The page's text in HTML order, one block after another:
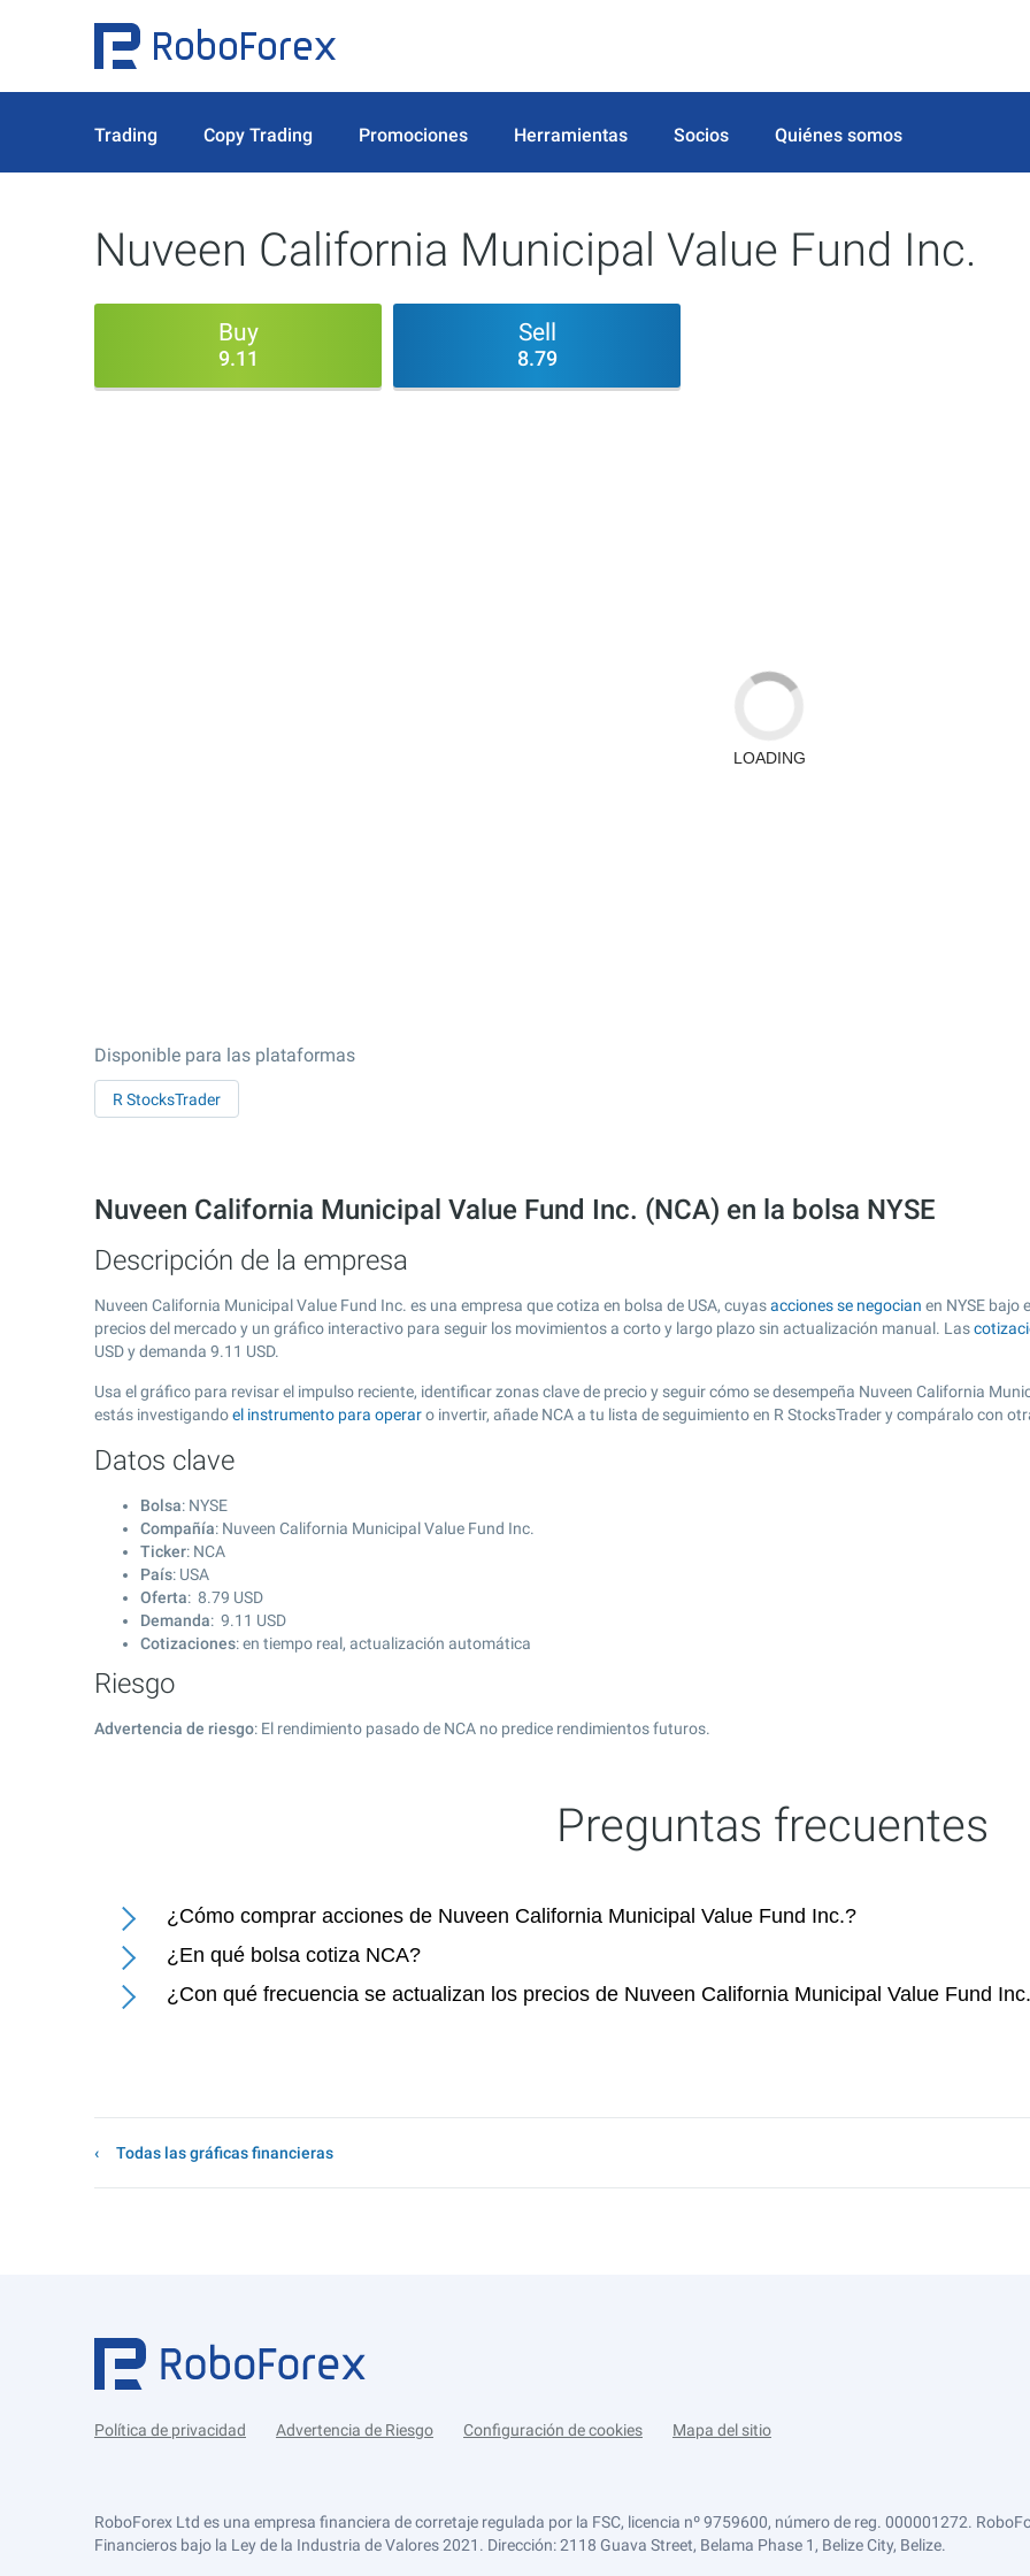
Trading Copy Trading Promociones Herramientas Socios Quiénes somos
Nuveen California Municipal Value Fund Inc.
Buy
9.11
Sell
8.79
Disponible para las plataformas
R StocksTrader
Nuveen California Municipal Value Fund Inc. (NCA) en la bolsa NYSE
Descripción de la empresa
Nuveen California Municipal Value Fund Inc. es una empresa que cotiza en bolsa de USA, cuyasacciones se negocian en NYSE bajo
precios del mercado y un gráfico interactivo para seguir los movimientos a corto y largo plazo sin actualización manual. Las
USD y demanda 9.11 USD.
Usa el gráfico para revisar el impulso reciente, identificar zonas clave de precio y seguir cómo se desempeña Nuveen California
estás investigandoel instrumento para operaro invertir, añade NCA a tu lista de seguimiento en R StocksTrader y compáralo con
Datos clave
Bolsa: NYSE
Compañía: Nuveen California Municipal Value Fund Inc.
Ticker: NCA
País: USA
Oferta: 8.79 USD
Demanda: 9.11 USD
Cotizaciones: en tiempo real, actualización automática
Riesgo
Advertencia de riesgo: El rendimiento pasado de NCA no predice rendimientos futuros.
Preguntas frecuentes
¿Cómo comprar acciones de Nuveen California Municipal Value Fund Inc.?
¿En qué bolsa cotiza NCA?
¿Con qué frecuencia se actualizan los precios de Nuveen California Municipal Value Fund
Todas las gráficas financieras
Política de privacidad Advertencia de Riesgo Configuración de cookies Mapa del sitio
RoboForex Ltd es una empresa financiera de corretaje regulada por la FSC, licencia nº 9759600, número de reg. 000001272.
Financieros bajo la Ley de la Industria de Valores 2021. Dirección: 2118 Guava Street, Belama Phase 1, Belize City, Belize.